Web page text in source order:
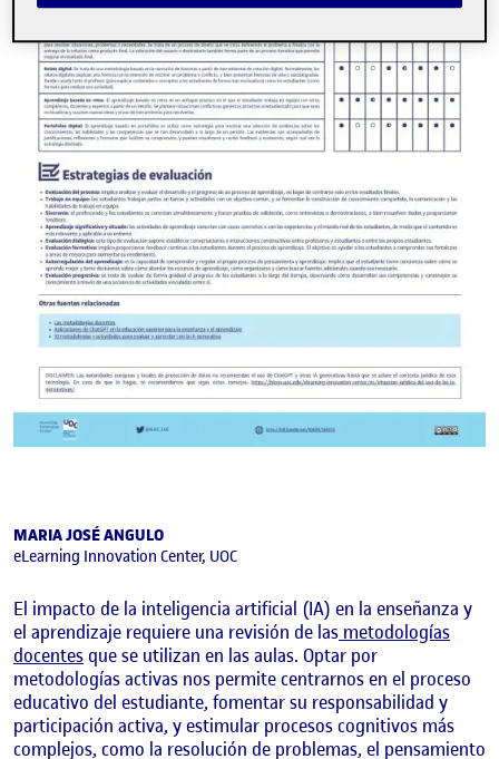
MARIA JOSÉ ANGULO
eLearning Innovation Center, UOC
El impacto de la inteligencia artificial (IA) en la enseñanza y
el aprendizaje requiere una revisión de las metodologías
docentes que se utilizan en las aulas. Optar por
metodologías activas nos permite centrarnos en el proceso
educativo del estudiante, fomentar su responsabilidad y
participación activa, y estimular procesos cognitivos más
complejos, como la resolución de problemas, el pensamiento